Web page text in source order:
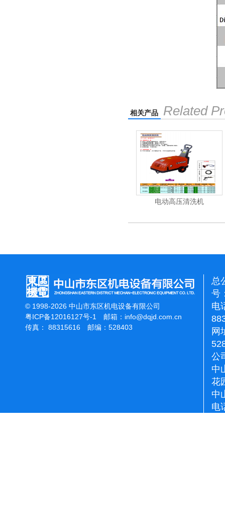
相关产品 Related
电动高压清洗机
© 1998-2026 中山市东区机电设备有限公司
粤ICP备12016127号-1
邮箱： info@dqjd.com.cn
传真： 88315616 邮编：528403
总
号
电
网
公
中
花
中
电